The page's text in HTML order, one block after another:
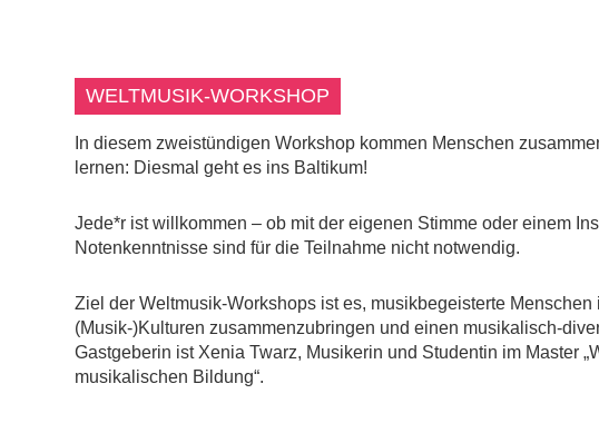
WELTMUSIK-WORKSHOP
In diesem zweistündigen Workshop kommen Menschen
lernen: Diesmal geht es ins Baltikum!
Jede*r ist willkommen – ob mit der eigenen Stimme oder einem
Notenkenntnisse sind für die Teilnahme nicht notwendig.
Ziel der Weltmusik-Workshops ist es, musikbegeisterte
(Musik-)Kulturen zusammenzubringen und einen musikalisch-
Gastgeberin ist Xenia Twarz, Musikerin und Studentin im Master
musikalischen Bildung“.